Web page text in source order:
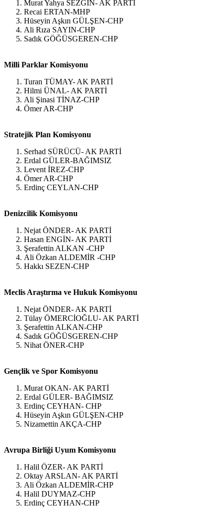
Murat Yahya SEZGİN- AK PARTİ
Recai ERTAN-MHP
Hüseyin Aşkın GÜLŞEN-CHP
Ali Rıza SAYIN-CHP
Sadık GÖĞÜSGEREN-CHP
Milli Parklar Komisyonu
Turan TÜMAY- AK PARTİ
Hilmi ÜNAL- AK PARTİ
Ali Şinasi TİNAZ-CHP
Ömer AR-CHP
Stratejik Plan Komisyonu
Serhad SÜRÜCÜ- AK PARTİ
Erdal GÜLER-BAĞIMSIZ
Levent İREZ-CHP
Ömer AR-CHP
Erdinç CEYLAN-CHP
Denizcilik Komisyonu
Nejat ÖNDER- AK PARTİ
Hasan ENGİN- AK PARTİ
Şerafettin ALKAN -CHP
Ali Özkan ALDEMİR -CHP
Hakkı SEZEN-CHP
Meclis Araştırma ve Hukuk Komisyonu
Nejat ÖNDER- AK PARTİ
Tülay ÖMERCİOĞLU- AK PARTİ
Şerafettin ALKAN-CHP
Sadık GÖĞÜSGEREN-CHP
Nihat ÖNER-CHP
Gençlik ve Spor Komisyonu
Murat OKAN- AK PARTİ
Erdal GÜLER- BAĞIMSIZ
Erdinç CEYHAN- CHP
Hüseyin Aşkın GÜLŞEN-CHP
Nizamettin AKÇA-CHP
Avrupa Birliği Uyum Komisyonu
Halil ÖZER- AK PARTİ
Oktay ARSLAN- AK PARTİ
Ali Özkan ALDEMİR-CHP
Halil DUYMAZ-CHP
Erdinç CEYHAN-CHP